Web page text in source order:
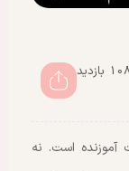
آموزنده است. نه